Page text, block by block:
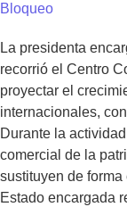
Bloqueo
La presidenta
recorrió el Centro
proyectar el
internacionales,
Durante la
comercial de la
sustituyen de
Estado encargada